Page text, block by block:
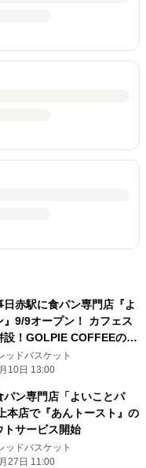
日赤駅に食パン専門店『よ
』9/9オープン！ カフェス
設！GOLPIE COFFEEのコ
供
ッドバスケット
10日 13:00
パン専門店「よいことパ
本店で『あんトースト』の
トサービス開始
ッドバスケット
27日 11:00